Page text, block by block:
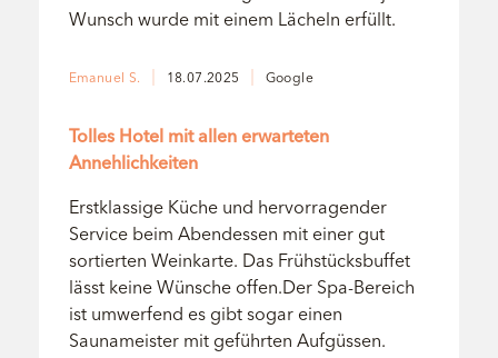
Wunsch wurde mit einem Lächeln erfüllt.
Emanuel S. 18.07.2025 Google
Tolles Hotel mit allen erwarteten
Annehlichkeiten
Erstklassige Küche und hervorragender
Service beim Abendessen mit einer gut
sortierten Weinkarte. Das Frühstücksbuffet
lässt keine Wünsche offen.Der Spa-Bereich
ist umwerfend es gibt sogar einen
Saunameister mit geführten Aufgüssen.